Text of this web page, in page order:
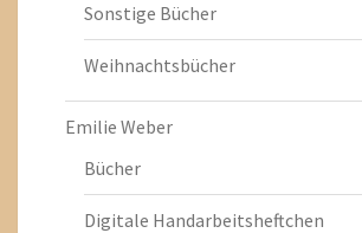
Sonstige Bücher
Weihnachtsbücher
Emilie Weber
Bücher
Digitale Handarbeitsheftchen